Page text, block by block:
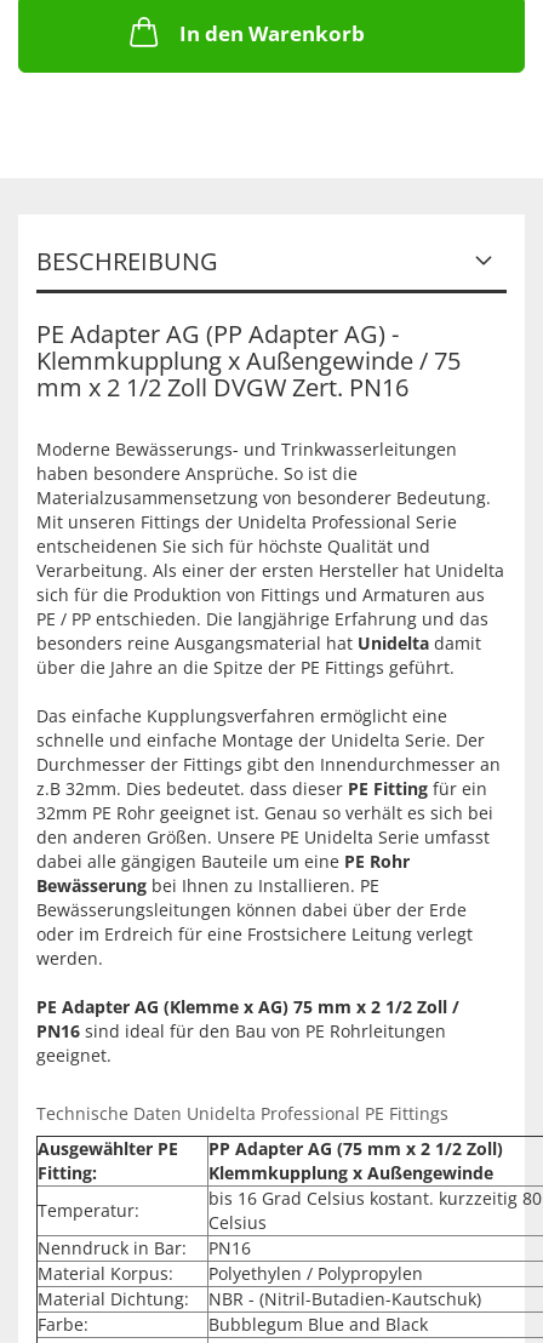
In den Warenkorb
BESCHREIBUNG
PE Adapter AG (PP Adapter AG) -
Klemmkupplung x Außengewinde / 75
mm x 2 1/2 Zoll DVGW Zert. PN16
Moderne Bewässerungs- und Trinkwasserleitungen
haben besondere Ansprüche. So ist die
Materialzusammensetzung von besonderer Bedeutung.
Mit unseren Fittings der Unidelta Professional Serie
entscheidenen Sie sich für höchste Qualität und
Verarbeitung. Als einer der ersten Hersteller hat Unidelta
sich für die Produktion von Fittings und Armaturen aus
PE / PP entschieden. Die langjährige Erfahrung und das
besonders reine Ausgangsmaterial hat Unidelta damit
über die Jahre an die Spitze der PE Fittings geführt.
Das einfache Kupplungsverfahren ermöglicht eine
schnelle und einfache Montage der Unidelta Serie. Der
Durchmesser der Fittings gibt den Innendurchmesser an
z.B 32mm. Dies bedeutet. dass dieser PE Fitting für ein
32mm PE Rohr geeignet ist. Genau so verhält es sich bei
den anderen Größen. Unsere PE Unidelta Serie umfasst
dabei alle gängigen Bauteile um eine PE Rohr
Bewässerung bei Ihnen zu Installieren. PE
Bewässerungsleitungen können dabei über der Erde
oder im Erdreich für eine Frostsichere Leitung verlegt
werden.
PE Adapter AG (Klemme x AG) 75 mm x 2 1/2 Zoll /
PN16 sind ideal für den Bau von PE Rohrleitungen
geeignet.
Technische Daten Unidelta Professional PE Fittings
Ausgewählter PE
Fitting:
PP Adapter AG (75 mm x 2 1/2 Zoll)
Klemmkupplung x Außengewinde
Temperatur:
bis 16 Grad Celsius kostant. kurzzeitig
Celsius
Nenndruck in Bar:
PN16
Material Korpus:
Polyethylen / Polypropylen
Material Dichtung:
NBR - (Nitril-Butadien-Kautschuk)
Farbe:
Bubblegum Blue and Black